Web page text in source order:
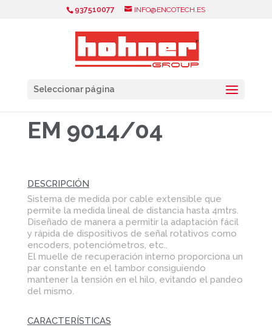
937510077 INFO@ENCOTECH.ES
Seleccionar página
EM 9014/04
DESCRIPCIÓN
Sistema de medida por cable extensible que
permite la medida lineal de distancia hasta 4mtrs.
Diseñado de manera a permitir la adaptación fácil
y rápida de dispositivos de señal rotativos como
encoders, potenciómetros, etc..
El muelle de recuperación interno proporciona un
par constante en el tambor consiguiendo
mantener la tensión en el hilo, evitando el pandeo
del mismo.
CARACTERÍSTICAS